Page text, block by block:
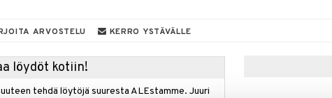
ARVOSTELU KERRO YSTÄVÄLLE
löydöt kotiin!
tehdä löytöjä suuresta ALEstamme. Juuri